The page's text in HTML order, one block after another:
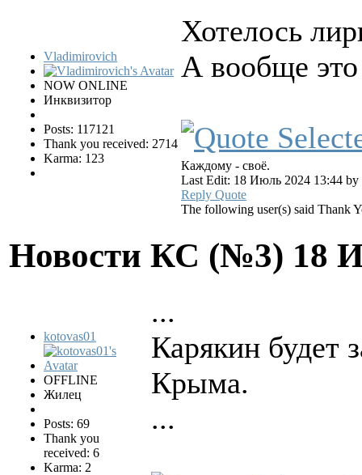
Vladimirovich
NOW ONLINE
Инквизитор
Posts: 117121
Thank you received: 2714
Karma: 123
Хотелось
А вообще
Каждому - своё.
Last Edit: 18 Июль 2024 13:44 by
Reply Quote
The following user(s) said Thank
Новости КС (№3) 18
kotovas01
OFFLINE
Жилец
Posts: 69
Thank you
received: 6
Karma: 2
...
Карякин будет
Крыма.
...